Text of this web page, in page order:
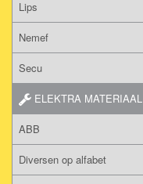
Lips
Nemef
Secu
ELEKTRA MATERIAAL
ABB
Diversen op alfabet